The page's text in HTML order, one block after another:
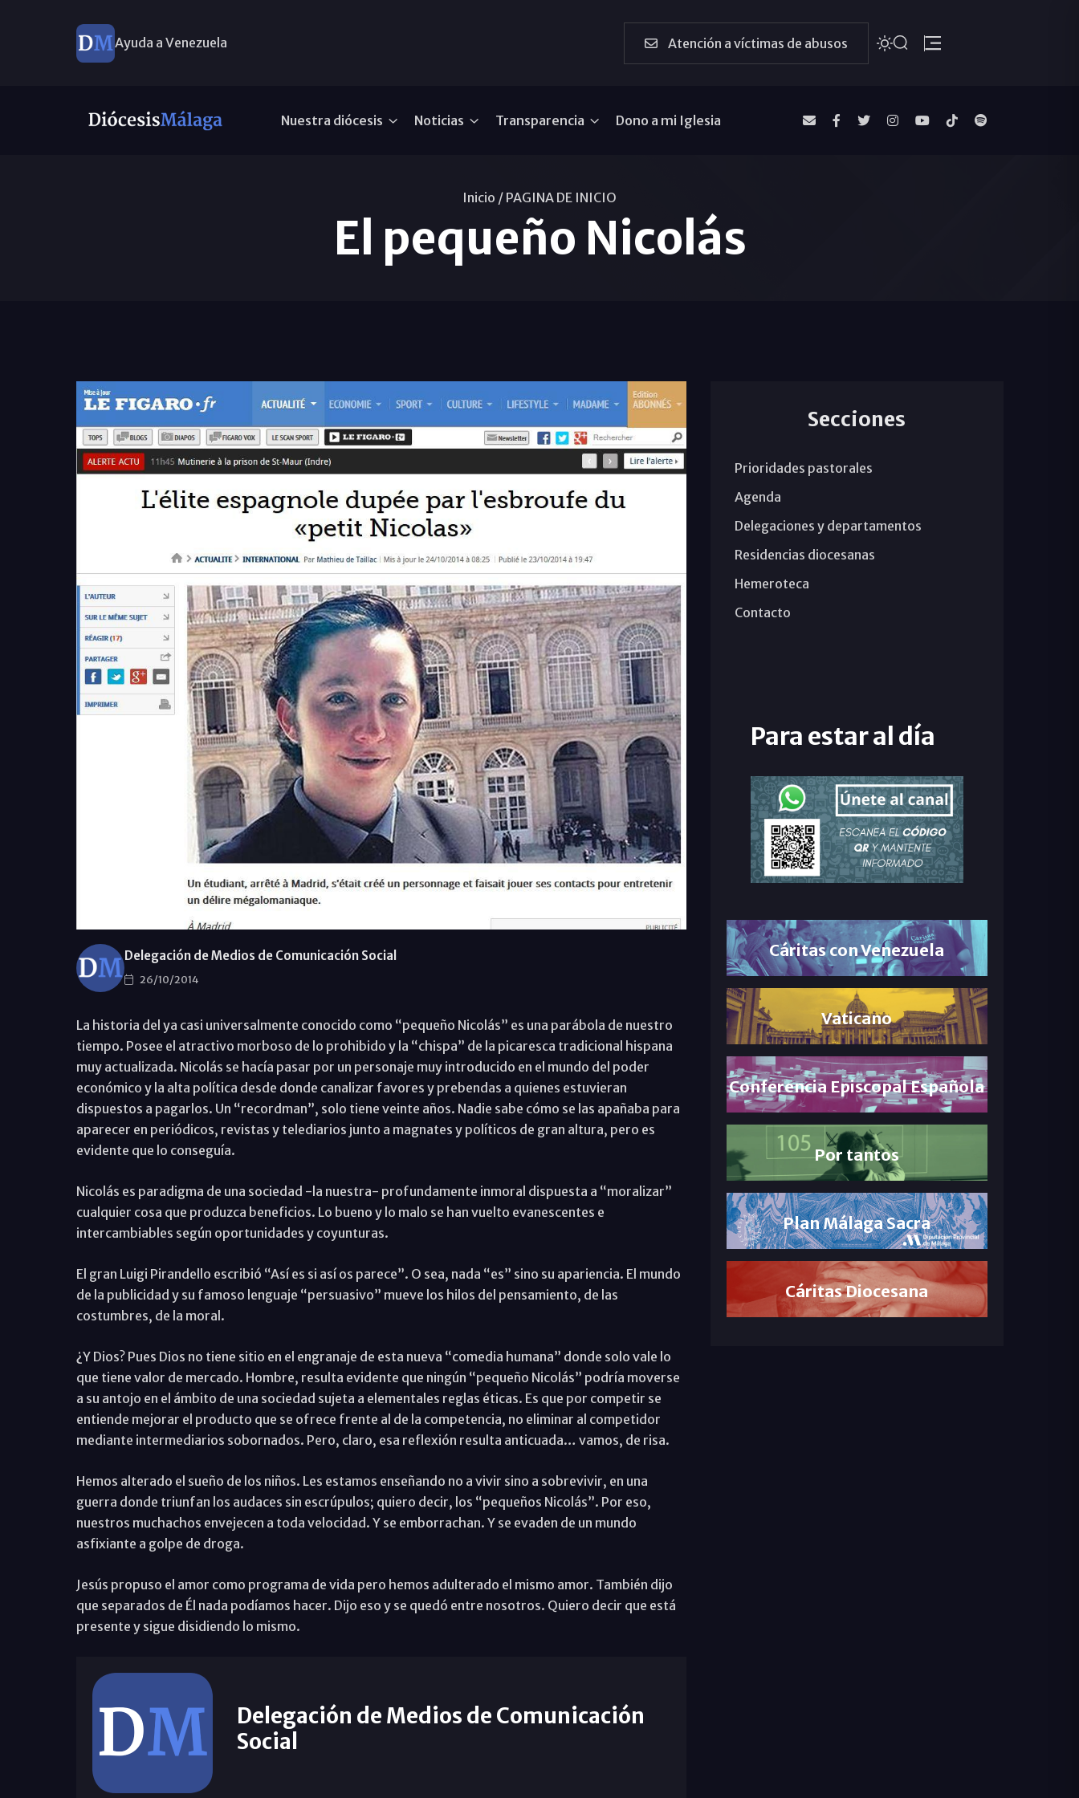
Ayuda a Venezuela Atención a víctimas de abusos
Nuestra diócesis Noticias Transparencia Dono a mi Iglesia
Inicio / PAGINA DE INICIO
El pequeño Nicolás
Delegación de Medios de Comunicación Social
26/10/2014
La historia del ya casi universalmente conocido como “pequeño Nicolás” es una parábola de nuestro
tiempo. Posee el atractivo morboso de lo prohibido y la “chispa” de la picaresca tradicional hispana
muy actualizada. Nicolás se hacía pasar por un personaje muy introducido en el mundo del poder
económico y la alta política desde donde canalizar favores y prebendas a quienes estuvieran
dispuestos a pagarlos. Un “recordman”, solo tiene veinte años. Nadie sabe cómo se las apañaba para
aparecer en periódicos, revistas y telediarios junto a magnates y políticos de gran altura, pero es
evidente que lo conseguía.
Nicolás es paradigma de una sociedad -la nuestra- profundamente inmoral dispuesta a “moralizar”
cualquier cosa que produzca beneficios. Lo bueno y lo malo se han vuelto evanescentes e
intercambiables según oportunidades y coyunturas.
El gran Luigi Pirandello escribió “Así es si así os parece”. O sea, nada “es” sino su apariencia. El mundo
de la publicidad y su famoso lenguaje “persuasivo” mueve los hilos del pensamiento, de las
costumbres, de la moral.
¿Y Dios? Pues Dios no tiene sitio en el engranaje de esta nueva “comedia humana” donde solo vale lo
que tiene valor de mercado. Hombre, resulta evidente que ningún “pequeño Nicolás” podría moverse
a su antojo en el ámbito de una sociedad sujeta a elementales reglas éticas. Es que por competir se
entiende mejorar el producto que se ofrece frente al de la competencia, no eliminar al competidor
mediante intermediarios sobornados. Pero, claro, esa reflexión resulta anticuada… vamos, de risa.
Hemos alterado el sueño de los niños. Les estamos enseñando no a vivir sino a sobrevivir, en una
guerra donde triunfan los audaces sin escrúpulos; quiero decir, los “pequeños Nicolás”. Por eso,
nuestros muchachos envejecen a toda velocidad. Y se emborrachan. Y se evaden de un mundo
asfixiante a golpe de droga.
Jesús propuso el amor como programa de vida pero hemos adulterado el mismo amor. También dijo
que separados de Él nada podíamos hacer. Dijo eso y se quedó entre nosotros. Quiero decir que está
presente y sigue disidiendo lo mismo.
Delegación de Medios de Comunicación
Social
Secciones
Prioridades pastorales
Agenda
Delegaciones y departamentos
Residencias diocesanas
Hemeroteca
Contacto
Para estar al día
Cáritas con Venezuela
Vaticano
Conferencia Episcopal Española
Por tantos
Plan Málaga Sacra
Cáritas Diocesana